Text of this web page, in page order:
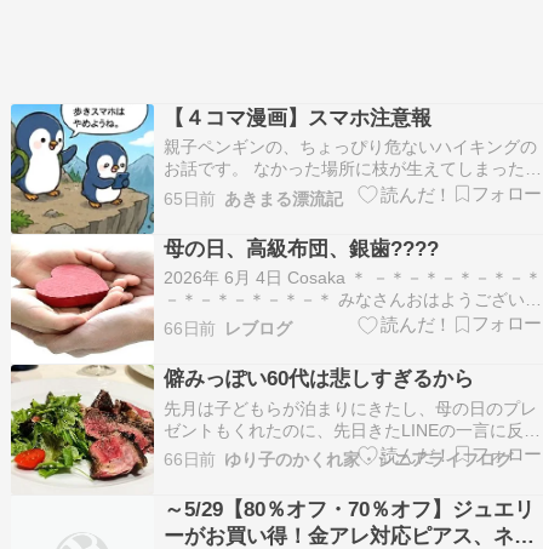
【４コマ漫画】スマホ注意報
親子ペンギンの、ちょっぴり危ないハイキングの
お話です。 なかった場所に枝が生えてしまったり
ツッコミどころ満載ですが。。。 それはさてお
き、はたして、子どもペンギンはスマホで助けを
呼ぼうとしているのでしょうか？？ そうであって
ほしいと願ってますが、ちょっぴりあやしいか
も。。。 こ…
65日前 あきまる漂流記
母の日、高級布団、銀歯????
2026年 6月 4日 Cosaka ＊ －＊－＊－＊－＊－＊
－＊－＊－＊－＊－＊ みなさんおはようございま
す。 東京支店Cosakaです。 みなさん、今年の母
の日いかが過ごされましたか。 Cosakaの母はす
でに他界してしまったので花を贈る、 食事を一緒
に摂るといったことはでき…
66日前 レブログ
僻みっぽい60代は悲しすぎるから
先月は子どもらが泊まりにきたし、母の日のプレ
ゼントもくれたのに、先日きたLINEの一言に反応
してしまった。それだけを言ったのではなく、話
の流れのなかだったんだけどね
66日前 ゆり子のかくれ家・シニアライフログ
～5/29【80％オフ・70％オフ】ジュエリ
ーがお買い得！金アレ対応ピアス、ネッ